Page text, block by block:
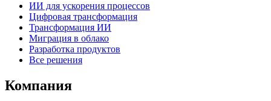
ИИ для ускорения процессов
Цифровая трансформация
Трансформация ИИ
Миграция в облако
Разработка продуктов
Все решения
Компания